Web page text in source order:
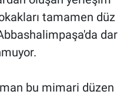
tamamen düz
dar
bu mimari düzen